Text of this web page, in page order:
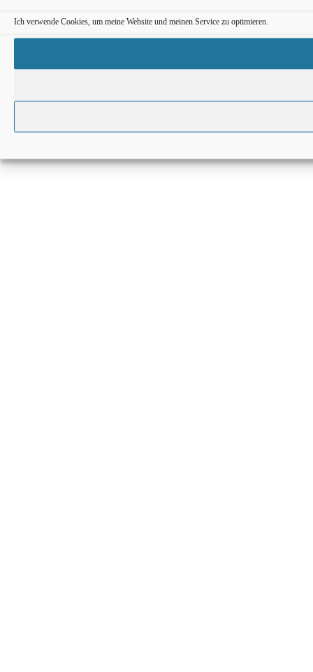
Ich verwende Cookies, um meine Website und meinen Service zu optimieren.